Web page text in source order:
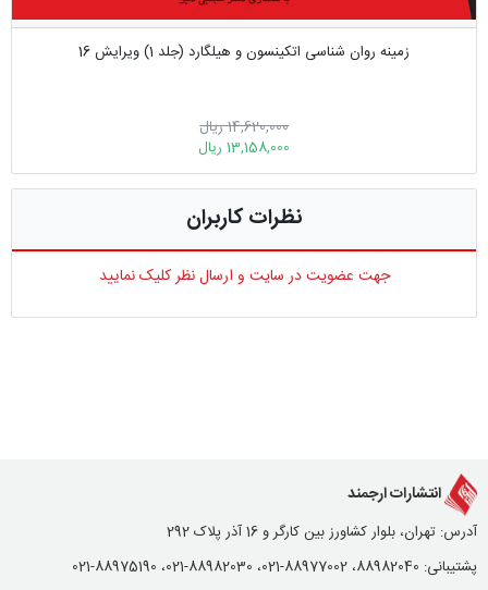
زمینه روان شناسی اتکینسون و هیلگارد (جلد 1) ویرایش 16
14,620,000 ریال
13,158,000 ریال
نظرات کاربران
جهت عضویت در سایت و ارسال نظر کلیک نمایید
انتشارات ارجمند
آدرس: تهران، بلوار کشاورز بین کارگر و 16 آذر پلاک 292
پشتیبانی: 88982040، 88977002-021، 88982030-021، 88975190-021